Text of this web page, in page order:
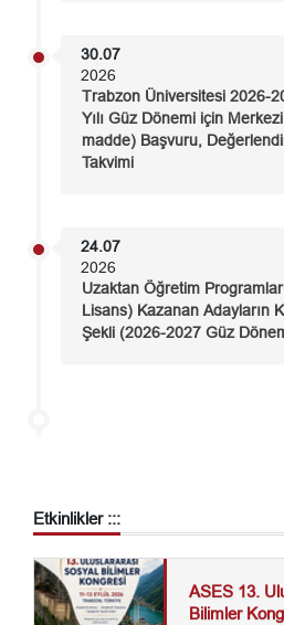
30.07
2026
Trabzon Üniversitesi 2026-
Yılı Güz Dönemi için
madde) Başvuru,
Takvimi
24.07
2026
Uzaktan Öğretim
Lisans) Kazanan Adayların
Şekli (2026-2027 Güz
Etkinlikler :::
ASES 13.
Bilimler